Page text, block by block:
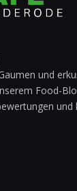
und
Food-
und